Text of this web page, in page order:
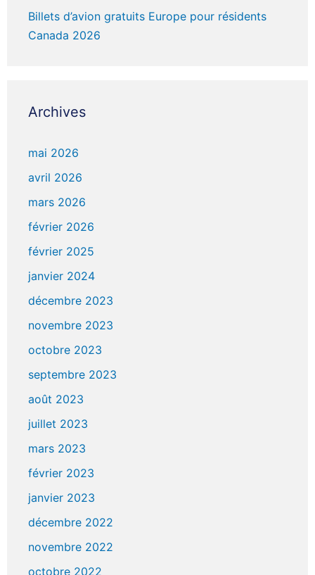
Billets d’avion gratuits Europe pour résidents
Canada 2026
Archives
mai 2026
avril 2026
mars 2026
février 2026
février 2025
janvier 2024
décembre 2023
novembre 2023
octobre 2023
septembre 2023
août 2023
juillet 2023
mars 2023
février 2023
janvier 2023
décembre 2022
novembre 2022
octobre 2022